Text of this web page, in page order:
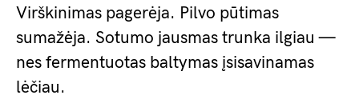
Virškinimas pagerėja. Pilvo pūtimas
sumažėja. Sotumo jausmas trunka ilgiau —
nes fermentuotas baltymas įsisavinamas
lėčiau.